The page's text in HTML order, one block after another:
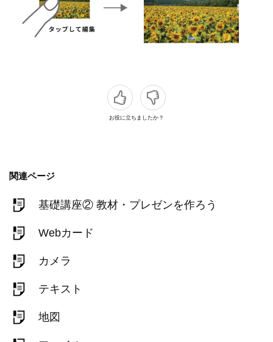
お役に立ちましたか？
関連ページ
基礎講座② 教材・プレゼンを作ろう
Webカード
カメラ
テキスト
地図